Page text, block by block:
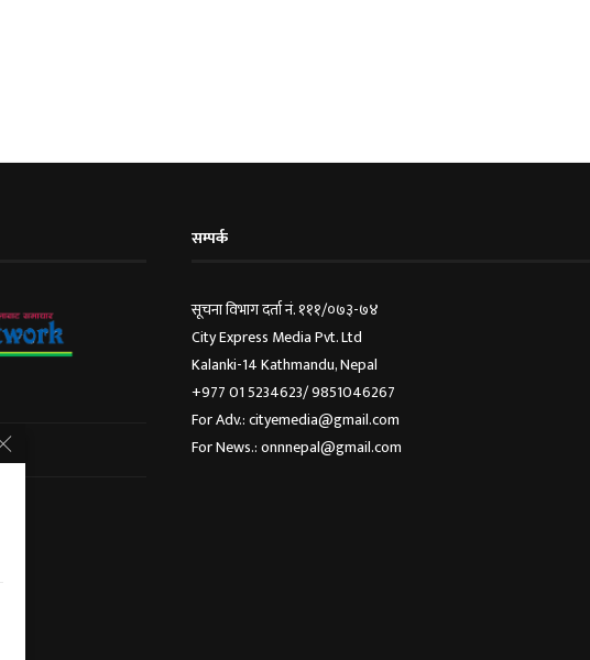
सम्पर्क
सूचना विभाग दर्ता नं. १११/०७३-७४
City Express Media Pvt. Ltd
Kalanki-14 Kathmandu, Nepal
+977 01 5234623/ 9851046267
For Adv.: cityemedia@gmail.com
For News.: onnnepal@gmail.com